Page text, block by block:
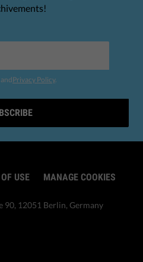
andPrivacy Policy.
USE MANAGE COOKIES
90, 12051 Berlin, Germany